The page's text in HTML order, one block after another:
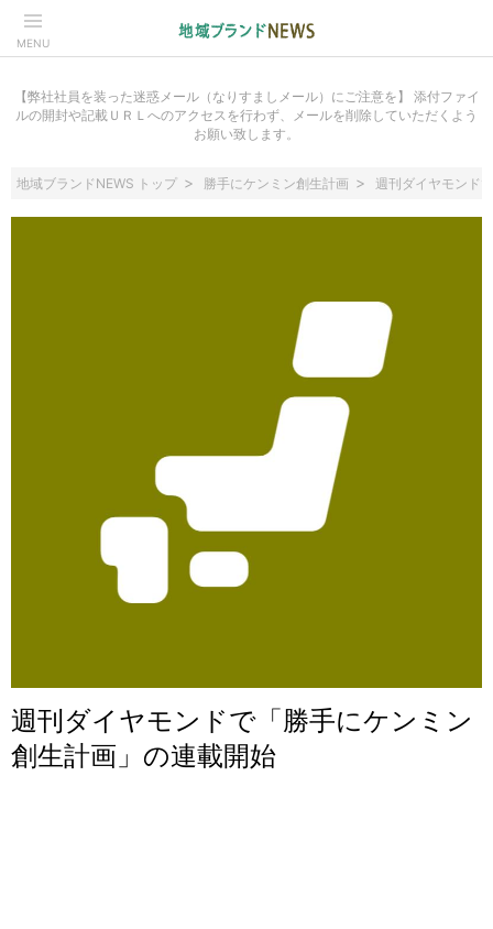
MENU
【弊社社員を装った迷惑メール（なりすましメール）にご注意を】 添付ファイ
ルの開封や記載ＵＲＬへのアクセスを行わず、メールを削除していただくよう
お願い致します。
地域ブランドNEWS トップ 勝手にケンミン創生計画 週刊ダイヤモンド
週刊ダイヤモンドで「勝手にケンミン
創生計画」の連載開始